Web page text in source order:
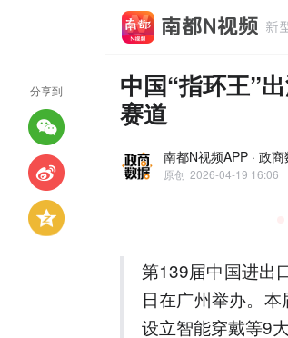
中国“指环王”
赛道
南都N视频APP · 政
原创 2026-04-19 16:06
第139届中国进出
日在广州举办。
设立智能穿戴等9
分享到